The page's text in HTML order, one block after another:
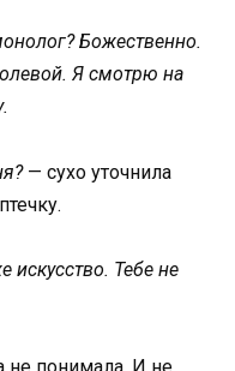
Божественно.
Я смотрю на
— сухо уточнила
искусство. Тебе не